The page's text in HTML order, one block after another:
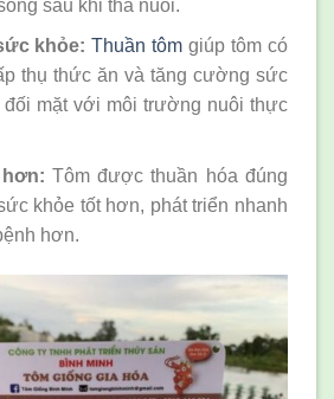
sau khi thả nuôi.
khỏe: Thuần tôm giúp tôm có
thụ thức ăn và tăng cường sức
đối mặt với môi trường nuôi thực
Tôm được thuần hóa đúng
khỏe tốt hơn, phát triển nhanh
hơn.